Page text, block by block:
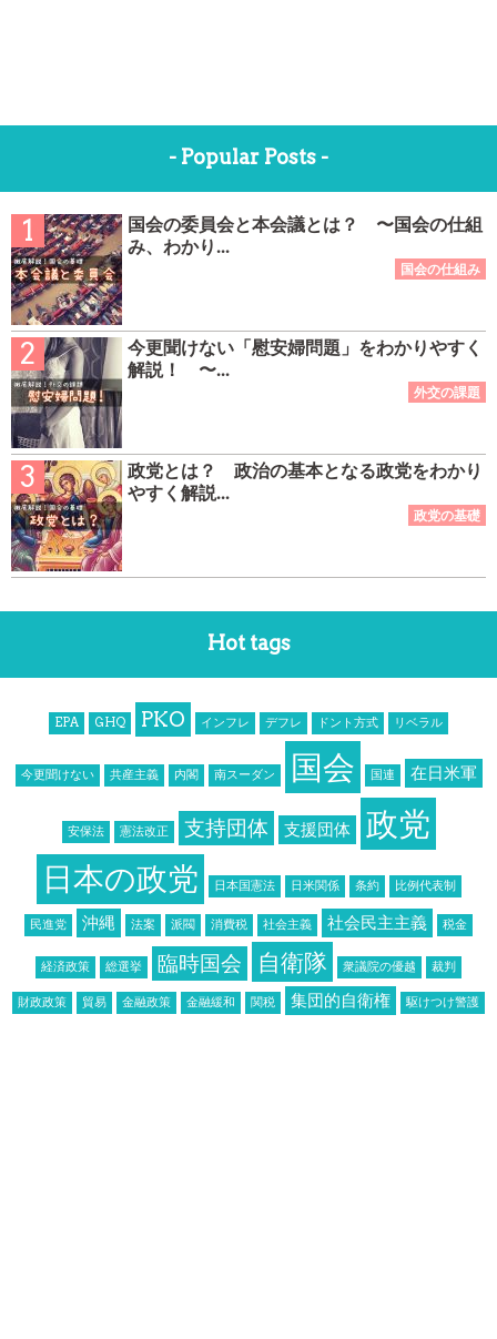
- Popular Posts -
国会の委員会と本会議とは？ 〜国会の仕組
み、わかり...
今更聞けない「慰安婦問題」をわかりやすく
解説！ 〜...
政党とは？ 政治の基本となる政党をわかり
やすく解説...
Hot tags
EPA GHQ PKO インフレ デフレ ドント方式 リベラル
今更聞けない 共産主義 内閣 南スーダン 国会 国連 在日米軍
安保法 憲法改正 支持団体 支援団体 政党
日本の政党 日本国憲法 日米関係 条約 比例代表制
民進党 沖縄 法案 派閥 消費税 社会主義 社会民主主義 税金
経済政策 総選挙 臨時国会 自衛隊 衆議院の優越 裁判
財政政策 貿易 金融政策 金融緩和 関税 集団的自衛権 駆けつけ警護